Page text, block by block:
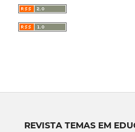
REVISTA TEMAS EM